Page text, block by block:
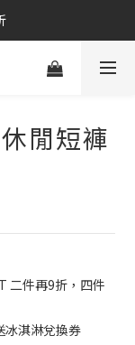
閒短褲
二件再9折，四件
淇淋兌換券